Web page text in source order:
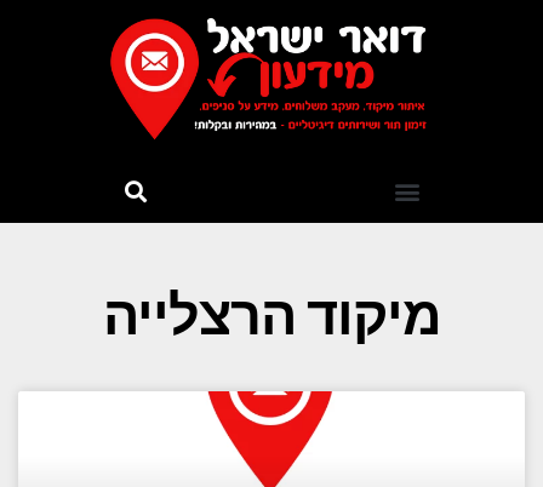
מיקוד הרצלייה